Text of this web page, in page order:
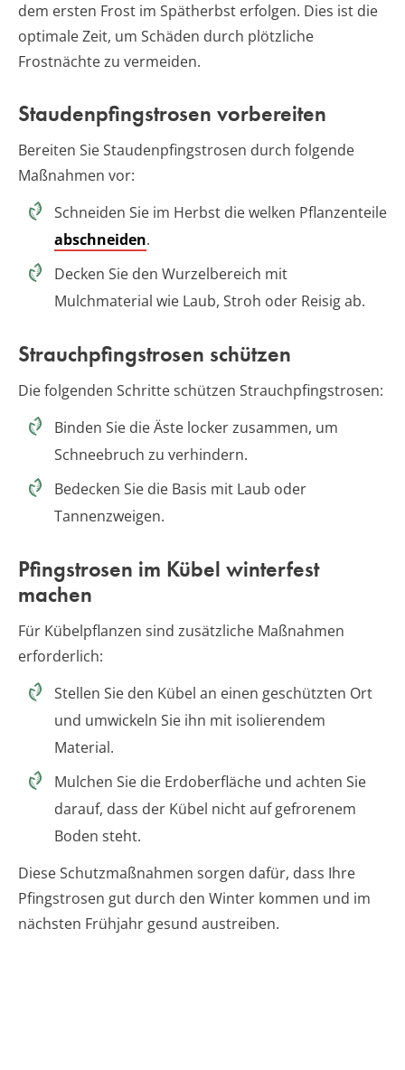
dem ersten Frost im Spätherbst erfolgen. Dies ist die
optimale Zeit, um Schäden durch plötzliche
Frostnächte zu vermeiden.
Staudenpfingstrosen vorbereiten
Bereiten Sie Staudenpfingstrosen durch folgende
Maßnahmen vor:
Schneiden Sie im Herbst die welken Pflanzenteile
abschneiden.
Decken Sie den Wurzelbereich mit
Mulchmaterial wie Laub, Stroh oder Reisig ab.
Strauchpfingstrosen schützen
Die folgenden Schritte schützen Strauchpfingstrosen:
Binden Sie die Äste locker zusammen, um
Schneebruch zu verhindern.
Bedecken Sie die Basis mit Laub oder
Tannenzweigen.
Pfingstrosen im Kübel winterfest
machen
Für Kübelpflanzen sind zusätzliche Maßnahmen
erforderlich:
Stellen Sie den Kübel an einen geschützten Ort
und umwickeln Sie ihn mit isolierendem
Material.
Mulchen Sie die Erdoberfläche und achten Sie
darauf, dass der Kübel nicht auf gefrorenem
Boden steht.
Diese Schutzmaßnahmen sorgen dafür, dass Ihre
Pfingstrosen gut durch den Winter kommen und im
nächsten Frühjahr gesund austreiben.